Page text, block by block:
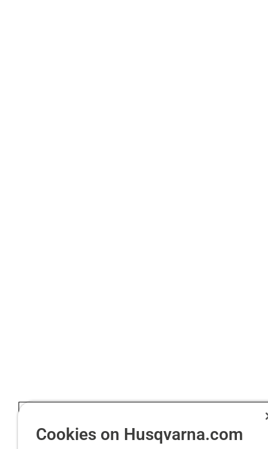
Cookies on Husqvarna.com